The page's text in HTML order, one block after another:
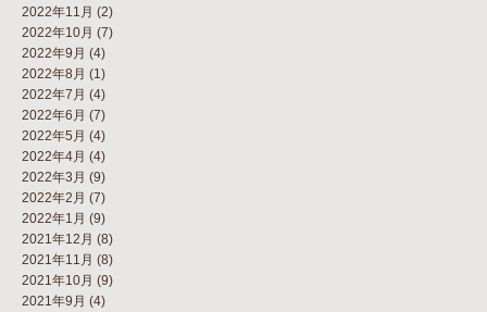
2022年11月 (2)
2022年10月 (7)
2022年9月 (4)
2022年8月 (1)
2022年7月 (4)
2022年6月 (7)
2022年5月 (4)
2022年4月 (4)
2022年3月 (9)
2022年2月 (7)
2022年1月 (9)
2021年12月 (8)
2021年11月 (8)
2021年10月 (9)
2021年9月 (4)